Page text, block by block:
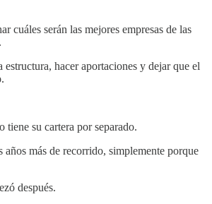
cuáles serán las mejores empresas de las
estructura, hacer aportaciones y dejar que el
tiene su cartera por separado.
más de recorrido, simplemente porque
después.